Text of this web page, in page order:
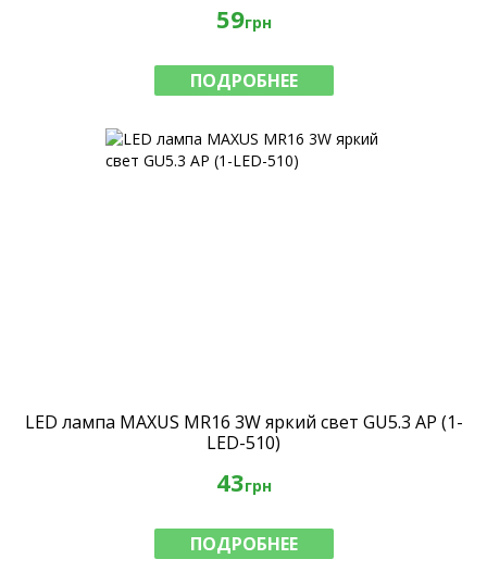
59грн
ПОДРОБНЕЕ
LED лампа MAXUS MR16 3W яркий свет GU5.3 AP (1-
LED-510)
43грн
ПОДРОБНЕЕ